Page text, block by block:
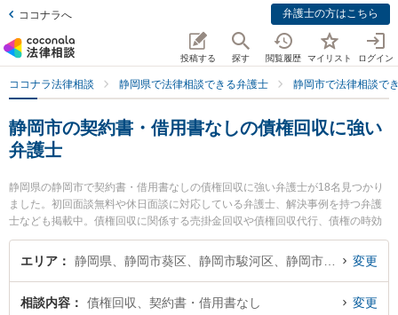
ココナラへ 弁護士の方はこちら
投稿する 探す 閲覧履歴 マイリスト ログイン
ココナラ法律相談 静岡県で法律相談できる弁護士 静岡市で法律相談で
静岡市の契約書・借用書なしの債権回収に強い
弁護士
静岡県の静岡市で契約書・借用書なしの債権回収に強い弁護士が18名見つかり
ました。初回面談無料や休日面談に対応している弁護士、解決事例を持つ弁護
士なども掲載中。債権回収に関係する売掛金回収や債権回収代行、債権の時効
中断等の細かな分野での絞り込み検索もでき便利です。特に新静岡駅前法律事
務所の日吉 加奈恵弁護士や弁護士法人GoDo 静岡合同法律事務所の守屋 典弁護
なしの債権回収のトラブルを今すぐに弁護士に相談したい』『契約書・借用書
エリア 変更
相談内容 債権回収、契約書・借用書なし 変更